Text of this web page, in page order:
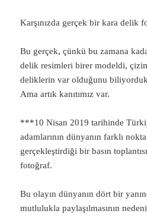
Karşınızda gerçek bir kara delik
Bu gerçek, çünkü bu zamana
delik resimleri birer modeldi,
deliklerin var olduğunu biliyorduk
Ama artık kanıtımız var.
***10 Nisan 2019 tarihinde
adamlarının dünyanın farklı
gerçekleştirdiği bir basın
fotoğraf.
Bu olayın dünyanın dört bir
mutlulukla paylaşılmasının